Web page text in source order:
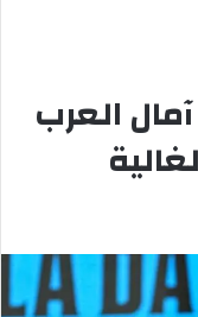
العرب